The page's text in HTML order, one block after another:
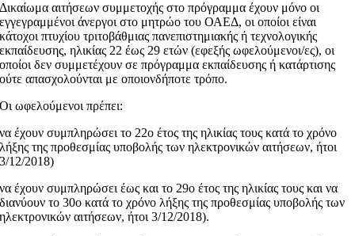
Δικαίωμα αιτήσεων συμμετοχής στο πρόγραμμα έχουν μόνο οι
εγγεγραμμένοι άνεργοι στο μητρώο του ΟΑΕΔ, οι οποίοι είναι
κάτοχοι πτυχίου τριτοβάθμιας πανεπιστημιακής ή τεχνολογικής
εκπαίδευσης, ηλικίας 22 έως 29 ετών (εφεξής ωφελούμενοι/ες), οι
οποίοι δεν συμμετέχουν σε πρόγραμμα εκπαίδευσης ή κατάρτισης
ούτε απασχολούνται με οποιονδήποτε τρόπο.
Οι ωφελούμενοι πρέπει:
να έχουν συμπληρώσει το 22ο έτος της ηλικίας τους κατά το χρόνο
λήξης της προθεσμίας υποβολής των ηλεκτρονικών αιτήσεων, ήτοι
3/12/2018)
να έχουν συμπληρώσει έως και το 29ο έτος της ηλικίας τους και να
διανύουν το 30ο κατά το χρόνο λήξης της προθεσμίας υποβολής των
ηλεκτρονικών αιτήσεων, ήτοι 3/12/2018).